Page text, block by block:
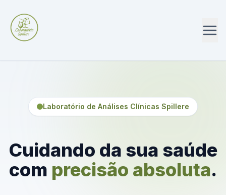
Laboratório de Análises Clínicas Spillere
Cuidando da sua saúde
com precisão absoluta.